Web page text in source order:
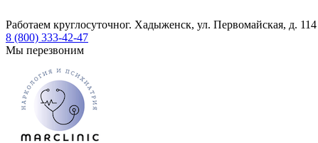
Работаем круглосуточног. Хадыженск, ул. Первомайская, д. 114
8 (800) 333-42-47
Мы перезвоним